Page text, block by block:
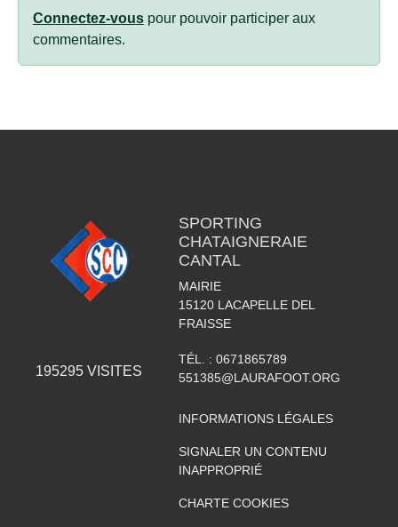
Connectez-vous pour pouvoir participer aux
commentaires.
195295 VISITES
SPORTING
CHATAIGNERAIE
CANTAL
MAIRIE
15120 LACAPELLE DEL
FRAISSE
TÉL. : 0671865789
551385@LAURAFOOT.ORG
INFORMATIONS LÉGALES
SIGNALER UN CONTENU
INAPPROPRIÉ
CHARTE COOKIES